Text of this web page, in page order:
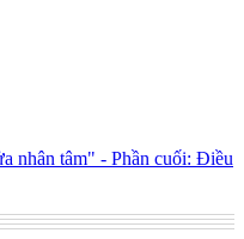
nhân tâm" - Phần cuối: Điều